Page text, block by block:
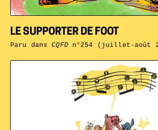
LE SUPPORTER DE FOOT
Paru dansCQFDn°254 (juillet-août